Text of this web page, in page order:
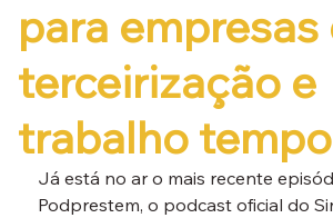
para empresas
terceirização e
trabalho
Já está no ar o mais recente
Podprestem, o podcast oficial do